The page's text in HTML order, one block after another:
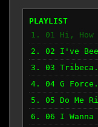
PLAYLIST
1. 01 Hi, How
2. 02 I've
3. 03
4. 04 G
5. 05 Do Me
6. 06 I Wanna